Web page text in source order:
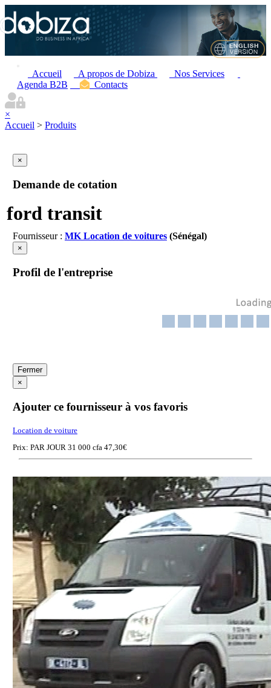
Accueil A propos de Dobiza
Nos Services
Agenda B2B
Contacts
×
Accueil > Produits
×
Demande de cotation
ford transit
Fournisseur : MK Location de voitures(Sénégal)
×
Profil de l'entreprise
Fermer
×
Ajouter ce fournisseur à vos favoris
Location de voiture
Prix: PAR JOUR 31 000 cfa 47,30€